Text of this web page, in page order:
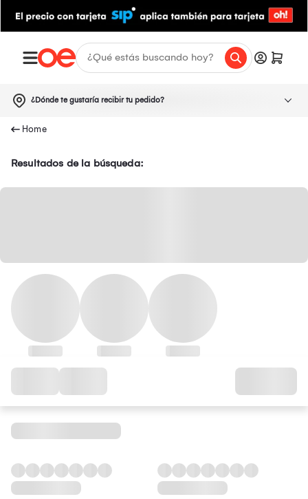
¿Dónde te gustaría recibir tu pedido?
Resultados de la búsqueda: